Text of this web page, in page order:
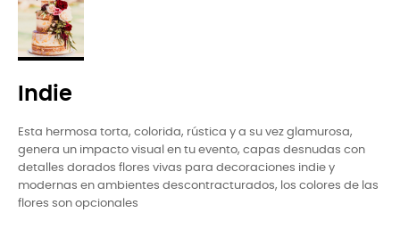
Indie
Esta hermosa torta, colorida, rústica y a su vez glamurosa,
genera un impacto visual en tu evento, capas desnudas con
detalles dorados flores vivas para decoraciones indie y
modernas en ambientes descontracturados, los colores de las
flores son opcionales